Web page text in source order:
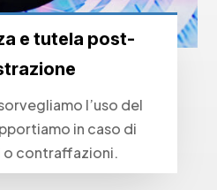
e tutela post-
l’uso del
in caso di
o contraffazioni.